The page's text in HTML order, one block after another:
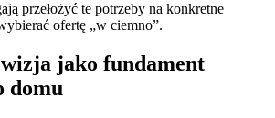
przełożyć te potrzeby na konkretne
ofertę „w ciemno”.
jako fundament
domu